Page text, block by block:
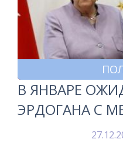
В ЯНВАРЕ
ЭРДОГАНА С